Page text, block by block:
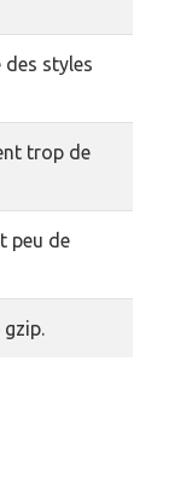
styles
trop de
peu de